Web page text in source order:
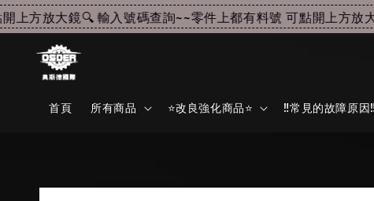
方放大鏡🔍 輸入號碼查詢~~零件上都有料號 可點開上方放大
首頁 所有商品 ⭐改良強化商品⭐ ‼️常見的故障原因‼️